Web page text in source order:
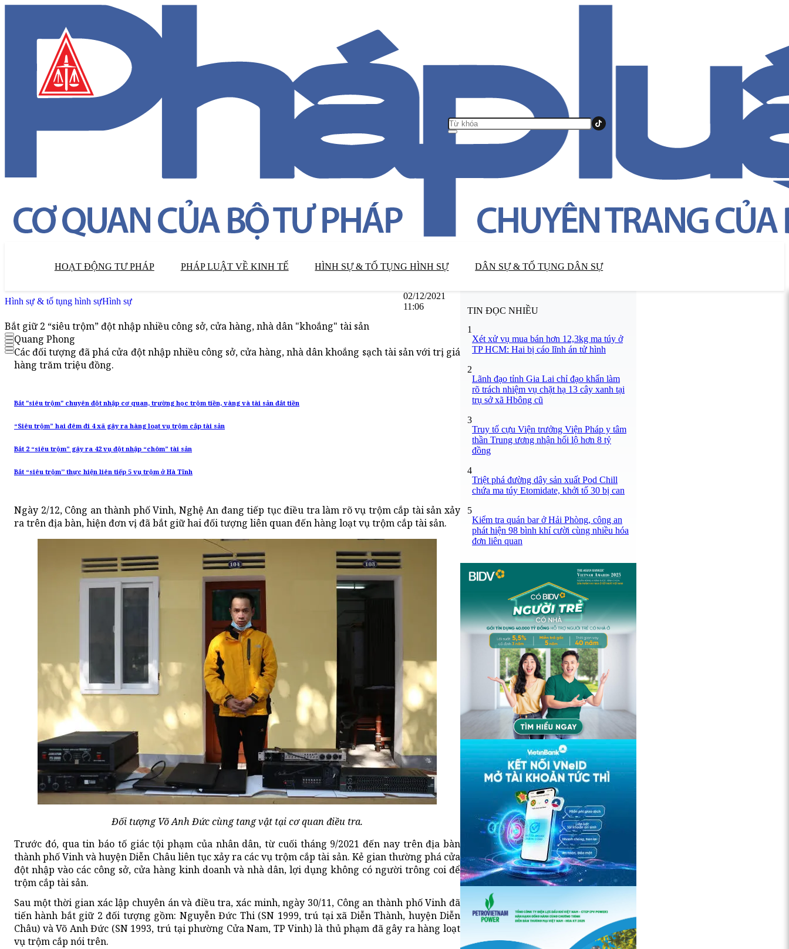
HOẠT ĐỘNG TƯ PHÁP PHÁP LUẬT VỀ KINH TẾ HÌNH SỰ & TỐ TỤNG HÌNH SỰ DÂN SỰ & TỐ TỤNG DÂN SỰ
Hình sự & tố tụng hình sựHình sự
02/12/2021
11:06
Bắt giữ 2 “siêu trộm” đột nhập nhiều công sở, cửa hàng, nhà dân "khoắng" tài sản
Quang Phong
Các đối tượng đã phá cửa đột nhập nhiều công sở, cửa hàng, nhà dân khoắng sạch tài sản với trị giá
hàng trăm triệu đồng.
Bắt "siêu trộm" chuyên đột nhập cơ quan, trường học trộm tiền, vàng và tài sản đắt tiền
“Siêu trộm” hai đêm đi 4 xã gây ra hàng loạt vụ trộm cắp tài sản
Bắt 2 “siêu trộm” gây ra 42 vụ đột nhập “chôm” tài sản
Bắt “siêu trộm’’ thực hiện liên tiếp 5 vụ trộm ở Hà Tĩnh
Ngày 2/12, Công an thành phố Vinh, Nghệ An đang tiếp tục điều tra làm rõ vụ trộm cắp tài sản xảy
ra trên địa bàn, hiện đơn vị đã bắt giữ hai đối tượng liên quan đến hàng loạt vụ trộm cắp tài sản.
Đối tượng Võ Anh Đức cùng tang vật tại cơ quan điều tra.
Trước đó, qua tin báo tố giác tội phạm của nhân dân, từ cuối tháng 9/2021 đến nay trên địa bàn
thành phố Vinh và huyện Diễn Châu liên tục xảy ra các vụ trộm cắp tài sản. Kẻ gian thường phá cửa
đột nhập vào các công sở, cửa hàng kinh doanh và nhà dân, lợi dụng không có người trông coi để
trộm cắp tài sản.
Sau một thời gian xác lập chuyên án và điều tra, xác minh, ngày 30/11, Công an thành phố Vinh đã
tiến hành bắt giữ 2 đối tượng gồm: Nguyễn Đức Thi (SN 1999, trú tại xã Diễn Thành, huyện Diễn
Châu) và Võ Anh Đức (SN 1993, trú tại phường Cửa Nam, TP Vinh) là thủ phạm đã gây ra hàng loạt
vụ trộm cắp nói trên.
TIN ĐỌC NHIỀU
1
Xét xử vụ mua bán hơn 12,3kg ma túy ở
TP HCM: Hai bị cáo lĩnh án tử hình
2
Lãnh đạo tỉnh Gia Lai chỉ đạo khẩn làm
rõ trách nhiệm vụ chặt hạ 13 cây xanh tại
trụ sở xã Hbông cũ
3
Truy tố cựu Viện trưởng Viện Pháp y tâm
thần Trung ương nhận hối lộ hơn 8 tỷ
đồng
4
Triệt phá đường dây sản xuất Pod Chill
chứa ma túy Etomidate, khởi tố 30 bị can
5
Kiểm tra quán bar ở Hải Phòng, công an
phát hiện 98 bình khí cười cùng nhiều hóa
đơn liên quan